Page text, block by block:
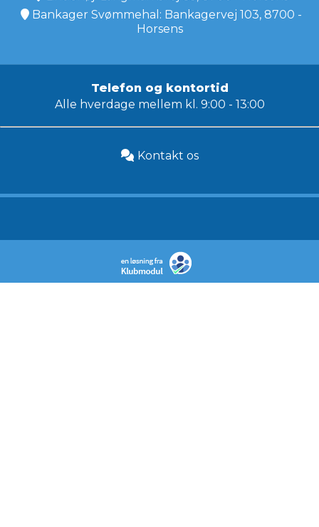
Bankager Svømmehal: Bankagervej 103, 8700 -
Horsens
Telefon og kontortid
Alle hverdage mellem kl. 9:00 - 13:00
Kontakt os